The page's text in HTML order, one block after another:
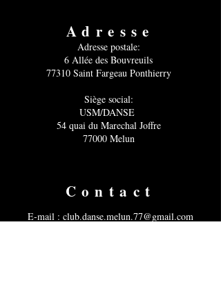
Adresse
Adresse postale:
6 Allée des Bouvreuils
77310 Saint Fargeau Ponthierry
Siège social:
USM/DANSE
54 quai du Marechal Joffre
77000 Melun
Contact
E-mail : club.danse.melun.77@gmail.com